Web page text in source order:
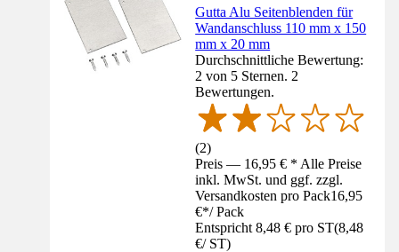
Gutta Alu Seitenblenden für
Wandanschluss 110 mm x 150
mm x 20 mm
Durchschnittliche Bewertung:
2 von 5 Sternen. 2
Bewertungen.
(2)
Preis — 16,95 € * Alle Preise
inkl. MwSt. und ggf. zzgl.
Versandkosten pro Pack16,95
€*/ Pack
Entspricht 8,48 € pro ST(8,48
€/ ST)